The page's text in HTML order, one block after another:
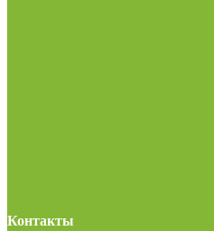
Контакты